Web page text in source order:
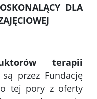
DLA
terapii
przez Fundację
tej pory z oferty